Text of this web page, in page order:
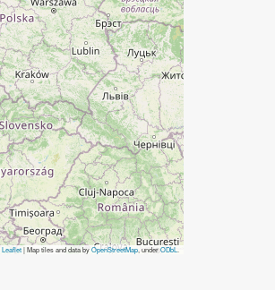
Leaflet|Map tiles and data byOpenStreetMap , underODbL